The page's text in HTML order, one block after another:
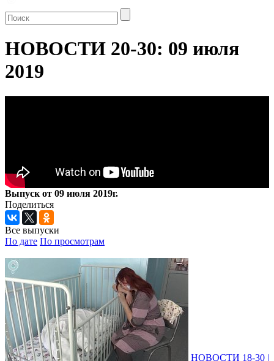
НОВОСТИ 20-30: 09 июля
2019
Выпуск от 09 июля 2019г.
Поделиться
Все выпуски
По дате По просмотрам
НОВОСТИ 18-30 |